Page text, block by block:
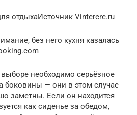
отдыхаИсточник Vinterere.ru
без него кухня казалась
необходимо серьёзное
боковины — они в этом случае
заметны. Если он находится
как сиденье за обедом,